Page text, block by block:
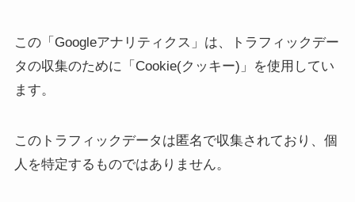
この「Googleアナリティクス」は、トラフィックデー
タの収集のために「Cookie(クッキー)」を使用してい
ます。
このトラフィックデータは匿名で収集されており、個
人を特定するものではありません。